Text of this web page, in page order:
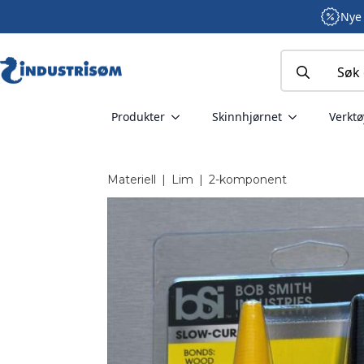
for:
Produkter Skinnhjørnet
Materiell | Lim | 2-komponent